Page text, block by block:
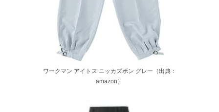
ワークマン アイトス ニッカズボン グレー（出典：
amazon）